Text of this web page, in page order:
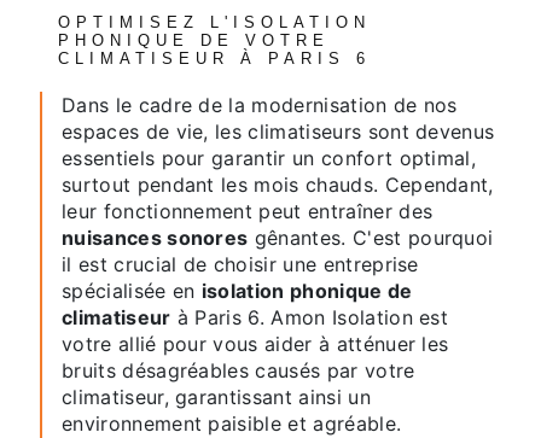
OPTIMISEZ L'ISOLATION
PHONIQUE DE VOTRE
CLIMATISEUR À PARIS 6
Dans le cadre de la modernisation de nos
espaces de vie, les climatiseurs sont devenus
essentiels pour garantir un confort optimal,
surtout pendant les mois chauds. Cependant,
leur fonctionnement peut entraîner des
nuisances sonores gênantes. C'est pourquoi
il est crucial de choisir une entreprise
spécialisée en isolation phonique de
climatiseur à Paris 6. Amon Isolation est
votre allié pour vous aider à atténuer les
bruits désagréables causés par votre
climatiseur, garantissant ainsi un
environnement paisible et agréable.